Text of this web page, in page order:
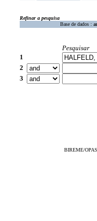
Refinar a pesquisa
Base de dados :
Pesquisar
1
2
3
BIREME/